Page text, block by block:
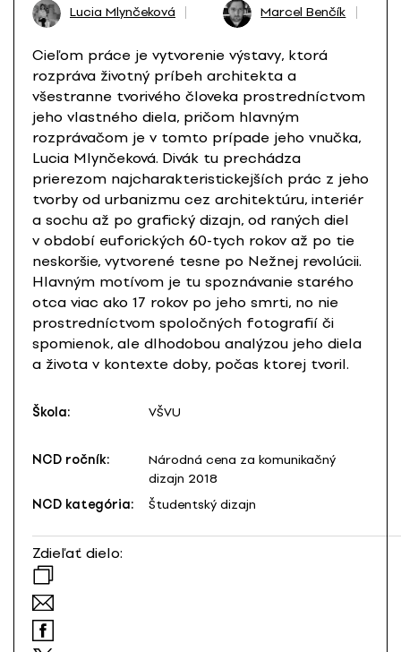
Lucia Mlynčeková Marcel Benčík
Cieľom práce je vytvorenie výstavy, ktorá
rozpráva životný príbeh architekta a
všestranne tvorivého človeka prostredníctvom
jeho vlastného diela, pričom hlavným
rozprávačom je v tomto prípade jeho vnučka,
Lucia Mlynčeková. Divák tu prechádza
prierezom najcharakteristickejších prác z jeho
tvorby od urbanizmu cez architektúru, interiér
a sochu až po grafický dizajn, od raných diel
v období euforických 60-tych rokov až po tie
neskoršie, vytvorené tesne po Nežnej revolúcii.
Hlavným motívom je tu spoznávanie starého
otca viac ako 17 rokov po jeho smrti, no nie
prostredníctvom spoločných fotografií či
spomienok, ale dlhodobou analýzou jeho diela
a života v kontexte doby, počas ktorej tvoril.
Škola: VŠVU
NCD ročník:
Národná cena za komunikačný
dizajn 2018
NCD kategória:
Študentský dizajn
Zdieľať dielo: